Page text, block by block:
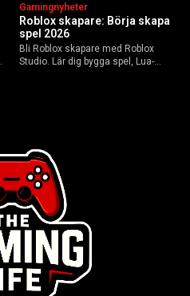
Roblox skapare: Börja skapa
spel 2026
Gamingnyheter
Bli Roblox skapare med Roblox
Studio. Lär dig bygga spel, Lua-